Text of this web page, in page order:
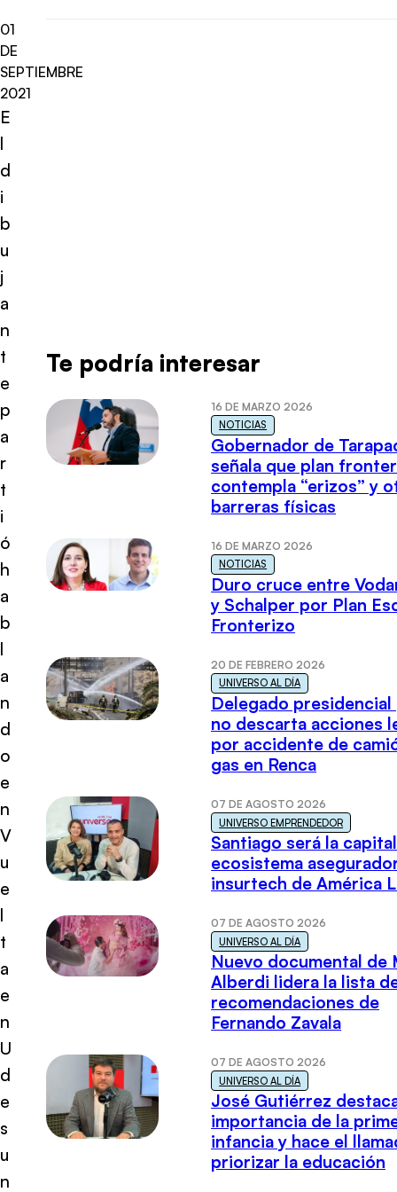
01
DE
SEPTIEMBRE
2021
E
l
d
i
b
u
j
a
n
t
e
p
a
r
t
i
ó
h
a
b
l
a
n
d
o
e
n
V
u
e
l
t
a
e
n
U
d
e
s
u
n
Te podría interesar
16 DE MARZO 2026
NOTICIAS
Gobernador de
señala que plan
contempla “erizos” y
barreras físicas
16 DE MARZO 2026
NOTICIAS
Duro cruce entre
y Schalper por Plan
Fronterizo
20 DE FEBRERO 2026
UNIVERSO AL DÍA
Delegado presidencial
no descarta acciones
por accidente de
gas en Renca
07 DE AGOSTO 2026
UNIVERSO EMPRENDEDOR
Santiago será la
ecosistema
insurtech de América
07 DE AGOSTO 2026
UNIVERSO AL DÍA
Nuevo documental de
Alberdi lidera la lista
recomendaciones de
Fernando Zavala
07 DE AGOSTO 2026
UNIVERSO AL DÍA
José Gutiérrez
importancia de la
infancia y hace el
priorizar la educación